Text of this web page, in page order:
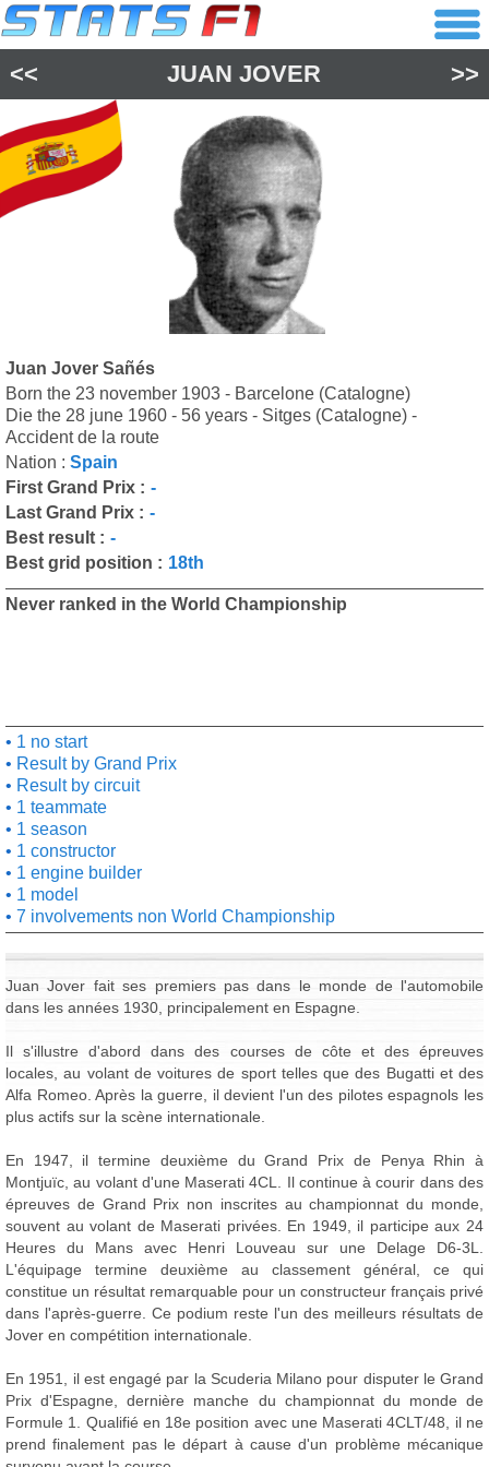
<< JUAN JOVER >>
Juan Jover Sañés
Born the 23 november 1903 - Barcelone (Catalogne)
Die the 28 june 1960 - 56 years - Sitges (Catalogne) -
Accident de la route
Nation : Spain
First Grand Prix : -
Last Grand Prix : -
Best result : -
Best grid position : 18th
Never ranked in the World Championship
1 no start
Result by Grand Prix
Result by circuit
1 teammate
1 season
1 constructor
1 engine builder
1 model
7 involvements non World Championship
Juan Jover fait ses premiers pas dans le monde de l'automobile
dans les années 1930, principalement en Espagne.
Il s'illustre d'abord dans des courses de côte et des épreuves
locales, au volant de voitures de sport telles que des Bugatti et des
Alfa Romeo. Après la guerre, il devient l'un des pilotes espagnols les
plus actifs sur la scène internationale.
En 1947, il termine deuxième du Grand Prix de Penya Rhin à
Montjuïc, au volant d'une Maserati 4CL. Il continue à courir dans des
épreuves de Grand Prix non inscrites au championnat du monde,
souvent au volant de Maserati privées. En 1949, il participe aux 24
Heures du Mans avec Henri Louveau sur une Delage D6-3L.
L'équipage termine deuxième au classement général, ce qui
constitue un résultat remarquable pour un constructeur français privé
dans l'après-guerre. Ce podium reste l'un des meilleurs résultats de
Jover en compétition internationale.
En 1951, il est engagé par la Scuderia Milano pour disputer le Grand
Prix d'Espagne, dernière manche du championnat du monde de
Formule 1. Qualifié en 18e position avec une Maserati 4CLT/48, il ne
prend finalement pas le départ à cause d'un problème mécanique